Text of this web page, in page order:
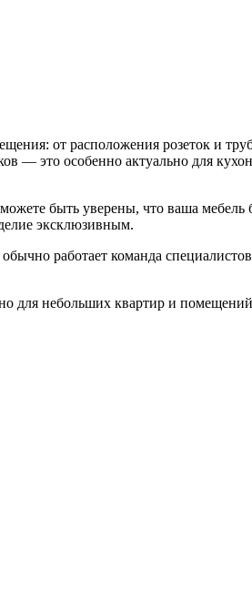
от расположения розеток и
— это особенно актуально для
быть уверены, что ваша мебель
эксклюзивным.
работает команда
для небольших квартир и